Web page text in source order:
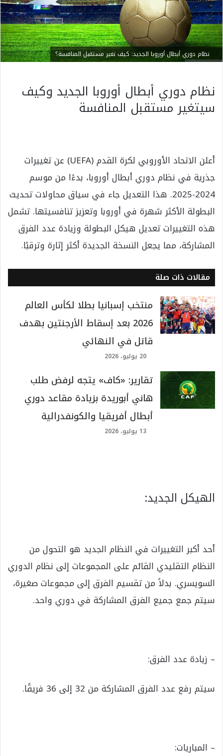
نظام دوري أبطال أوروبا الجديد: كيف تغير مستقبل المنافسة؟
نظام دوري أبطال أوروبا الجديد وكيف
سيتغير مستقبل المنافسة
أعلن الاتحاد الأوروبي لكرة القدم (UEFA) عن تغييرات
جذرية في نظام دوري أبطال أوروبا، بدءًا من موسم
2024-2025. هذا التعديل جاء في سياق محاولات تحديث
البطولة الأكثر شهرة في أوروبا وتعزيز تنافسيتها. تشمل
هذه التغييرات تعديل هيكل البطولة وزيادة عدد الفرق
المشاركة، مما يجعل النسخة الجديدة أكثر إثارة وترقبًا.
مقالات ذات صلة
منتخب إسبانيا بطلا لكأس العالم
2026 بعد إسقاط الأرجنتين بهدف
قاتل في النهائي
20 يوليو، 2026
تقارير: «كاف» يتجه لرفض طلب
هاني أبوريدة بزيادة مقاعد دوري
أبطال أفريقيا والكونفدرالية
13 يوليو، 2026
الهيكل الجديد:
أحد أكبر التغييرات في النظام الجديد هو التحول من
النظام التقليدي القائم على المجموعات إلى نظام الدوري
السويسري. بدلاً من تقسيم الفرق إلى مجموعات صغيرة،
سيتم جمع جميع الفرق المشاركة في دوري واحد.
– زيادة عدد الفرق:
سيتم رفع عدد الفرق المشاركة من 32 إلى 36 فريقًا.
– المباريات: